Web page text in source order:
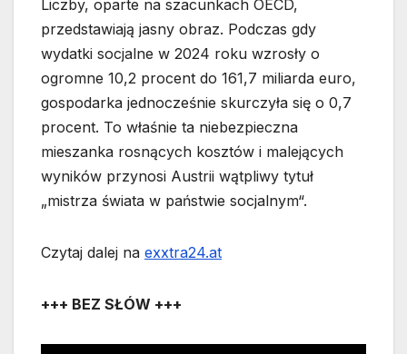
Liczby, oparte na szacunkach OECD,
przedstawiają jasny obraz. Podczas gdy
wydatki socjalne w 2024 roku wzrosły o
ogromne 10,2 procent do 161,7 miliarda euro,
gospodarka jednocześnie skurczyła się o 0,7
procent. To właśnie ta niebezpieczna
mieszanka rosnących kosztów i malejących
wyników przynosi Austrii wątpliwy tytuł
„mistrza świata w państwie socjalnym“.
Czytaj dalej na exxtra24.at
+++ BEZ SŁÓW +++